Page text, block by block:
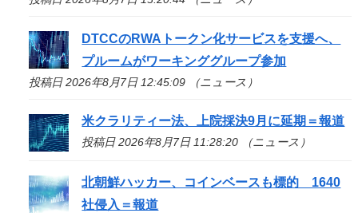
DTCCのRWAトークン化サービスを支援へ、
プルームがワーキンググループ参加
投稿日 2026年8月7日 12:45:09 （ニュース）
米クラリティー法、上院採決9月に延期＝報道
投稿日 2026年8月7日 11:28:20 （ニュース）
北朝鮮ハッカー、コインベースも標的 1640
社侵入＝報道